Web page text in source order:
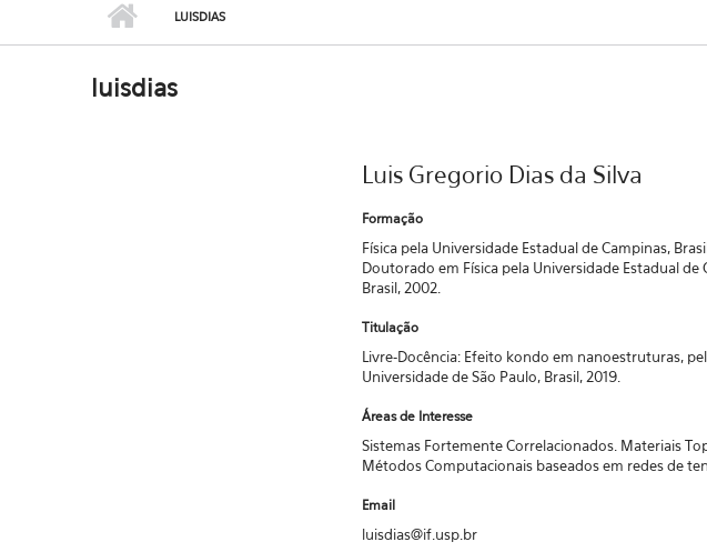
LUISDIAS
luisdias
Luis Gregorio Dias da Silva
Formação
Física pela Universidade Estadual de Campinas,
Doutorado em Física pela Universidade Estadual de
Brasil, 2002.
Titulação
Livre-Docência: Efeito kondo em nanoestruturas,
Universidade de São Paulo, Brasil, 2019.
Áreas de Interesse
Sistemas Fortemente Correlacionados. Materiais
Métodos Computacionais baseados em redes de
Email
luisdias@if.usp.br